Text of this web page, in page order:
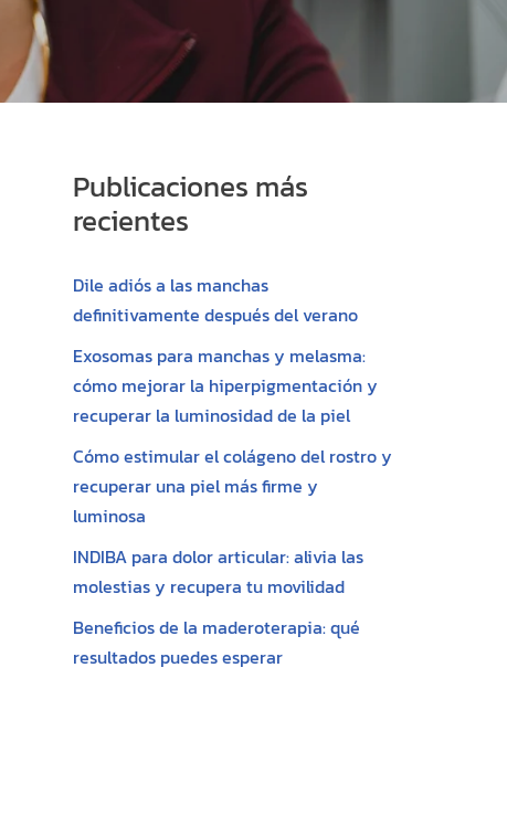
Publicaciones más
recientes
Dile adiós a las manchas
definitivamente después del verano
Exosomas para manchas y melasma:
cómo mejorar la hiperpigmentación y
recuperar la luminosidad de la piel
Cómo estimular el colágeno del rostro y
recuperar una piel más firme y
luminosa
INDIBA para dolor articular: alivia las
molestias y recupera tu movilidad
Beneficios de la maderoterapia: qué
resultados puedes esperar